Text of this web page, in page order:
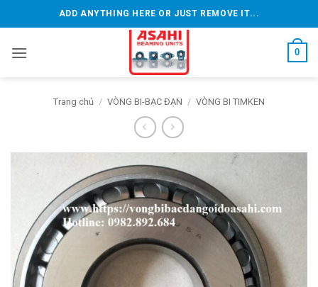
qua
dung
ADD ANYTHING HERE OR JUST REMOVE IT...
0
Trang chủ / VÒNG BI-BẠC ĐẠN / VÒNG BI TIMKEN